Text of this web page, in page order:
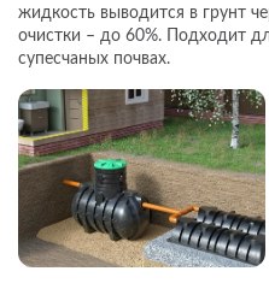
жидкость выводится в грунт
очистки – до 60%. Подходит
супесчаных почвах.